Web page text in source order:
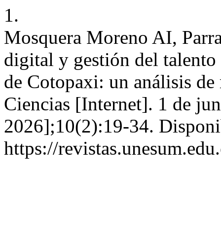
1.
Mosquera Moreno AI,
digital y gestión del talento
de Cotopaxi: un análisis
Ciencias [Internet]. 1 de
2026];10(2):19-34.
https://